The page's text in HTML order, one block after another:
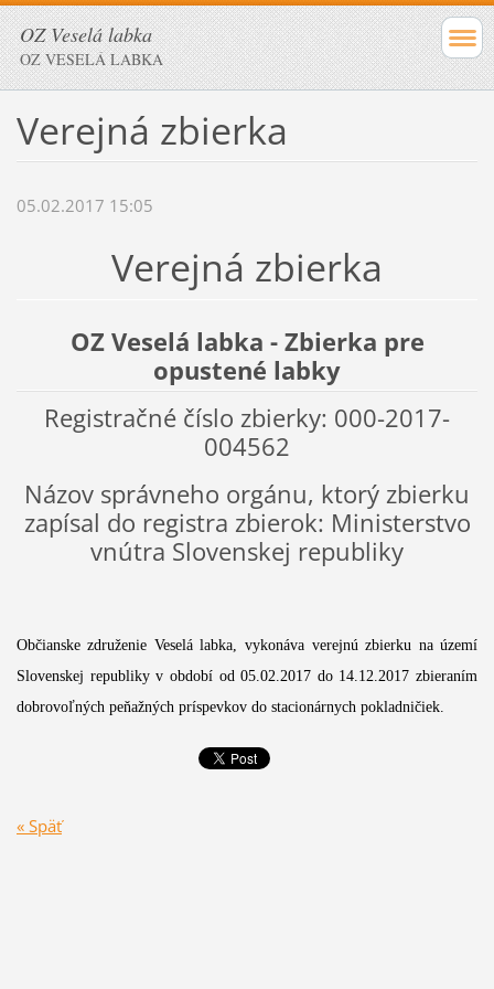
OZ Veselá labka
OZ VESELÁ LABKA
Verejná zbierka
05.02.2017 15:05
Verejná zbierka
OZ Veselá labka - Zbierka pre
opustené labky
Registračné číslo zbierky: 000-2017-
004562
Názov správneho orgánu, ktorý zbierku
zapísal do registra zbierok: Ministerstvo
vnútra Slovenskej republiky
Občianske združenie Veselá labka, vykonáva verejnú zbierku na území
Slovenskej republiky v období od 05.02.2017 do 14.12.2017 zbieraním
dobrovoľných peňažných príspevkov do stacionárnych pokladničiek.
« Späť